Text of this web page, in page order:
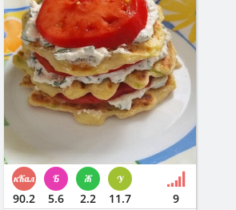
90.2 5.6 2.2 11.7 9